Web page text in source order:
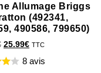
Allumage Briggs
(492341,
490586, 799650)
25.99€ TTC
8 avis